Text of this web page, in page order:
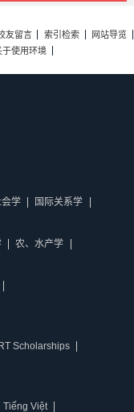
友留言 索引检索
网站导览
于使用环境
学 国际关系学
农、水产学
Scholarships
Tiếng Việt